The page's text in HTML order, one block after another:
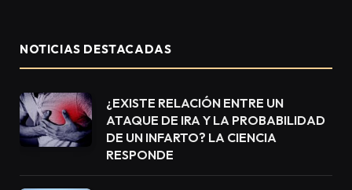
NOTICIAS DESTACADAS
¿EXISTE RELACIÓN ENTRE UN
ATAQUE DE IRA Y LA PROBABILIDAD
DE UN INFARTO? LA CIENCIA
RESPONDE